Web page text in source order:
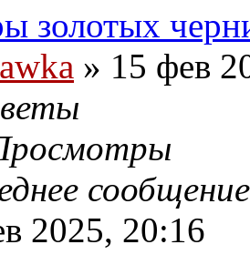
золотых
» 15 фев
сообщение
2025, 20:16